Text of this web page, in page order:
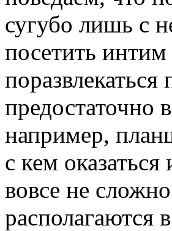
сугубо лишь с
посетить
предостаточно
например,
с кем
вовсе не
располагаются